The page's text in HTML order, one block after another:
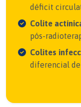
déficit
Colite
pós-
Colites
diferencial